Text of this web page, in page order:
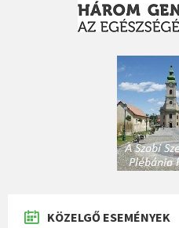
KÖZELGŐ ESEMÉNYEK